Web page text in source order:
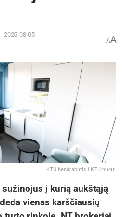
2025-08-05
AA
KTU bendrabutis | KTU nuotr.
į kurią aukštąją
vienas karščiausių